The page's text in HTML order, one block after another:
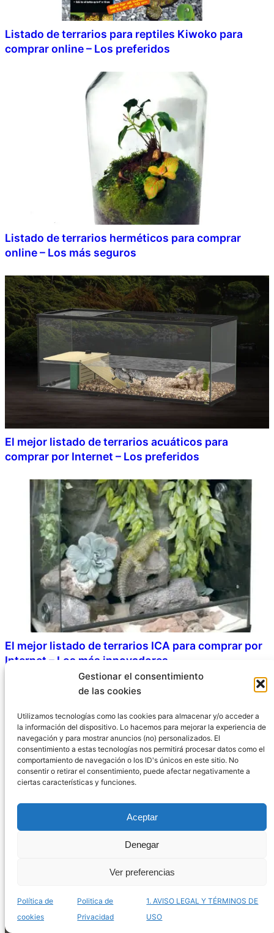
Gestionar el consentimiento
de las cookies
Utilizamos tecnologías como las cookies para almacenar y/o acceder a
la información del dispositivo. Lo hacemos para mejorar la experiencia de
navegación y para mostrar anuncios (no) personalizados. El
consentimiento a estas tecnologías nos permitirá procesar datos como el
comportamiento de navegación o los ID's únicos en este sitio. No
consentir o retirar el consentimiento, puede afectar negativamente a
ciertas características y funciones.
Aceptar
Denegar
Ver preferencias
Política de
cookies
Politica de
Privacidad
1. AVISO LEGAL Y TÉRMINOS DE
USO
Listado de terrarios para reptiles Kiwoko para
comprar online – Los preferidos
Listado de terrarios herméticos para comprar
online – Los más seguros
El mejor listado de terrarios acuáticos para
comprar por Internet – Los preferidos
El mejor listado de terrarios ICA para comprar por
Internet – Los más innovadores
Listado de terrarios mayas para comprar online –